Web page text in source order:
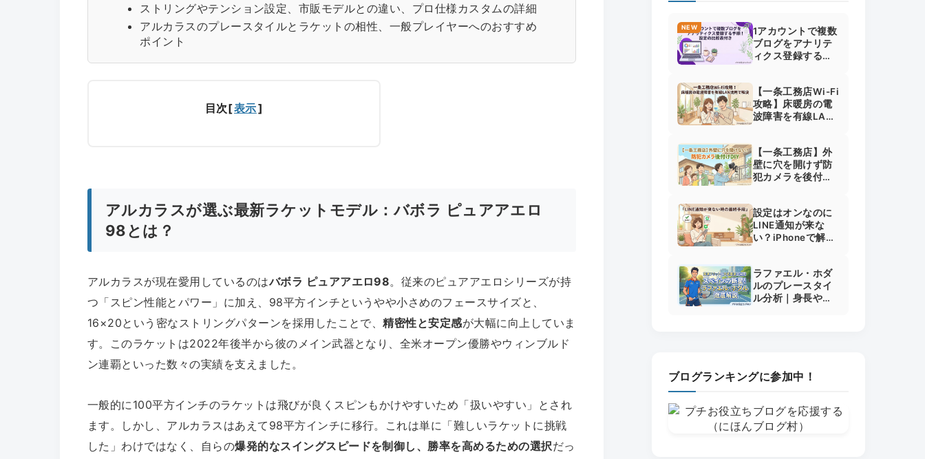
ストリングやテンション設定、市販モデルとの違い、プロ仕様カスタムの詳細
アルカラスのプレースタイルとラケットの相性、一般プレイヤーへのおすすめ
ポイント
目次[表示]
アルカラスが選ぶ最新ラケットモデル：バボラ ピュアアエロ
98とは？
アルカラスが現在愛用しているのはバボラ ピュアアエロ98。従来のピュアアエロシリーズが持
つ「スピン性能とパワー」に加え、98平方インチというやや小さめのフェースサイズと、
16×20という密なストリングパターンを採用したことで、精密性と安定感が大幅に向上していま
す。このラケットは2022年後半から彼のメイン武器となり、全米オープン優勝やウィンブルド
ン連覇といった数々の実績を支えました。
一般的に100平方インチのラケットは飛びが良くスピンもかけやすいため「扱いやすい」とされ
ます。しかし、アルカラスはあえて98平方インチに移行。これは単に「難しいラケットに挑戦
した」わけではなく、自らの爆発的なスイングスピードを制御し、勝率を高めるための選択だっ
NEW
1アカウントで複数
ブログをアナリテ
ィクス登録する手
【一条工務店Wi-Fi
攻略】床暖房の電
波障害を有線LAN
【一条工務店】外
壁に穴を開けず防
犯カメラを後付
設定はオンなのに
LINE通知が来な
い？iPhoneで解決
ラファエル・ホダ
ルのプレースタイ
ル分析｜身長や経
ブログランキングに参加中！